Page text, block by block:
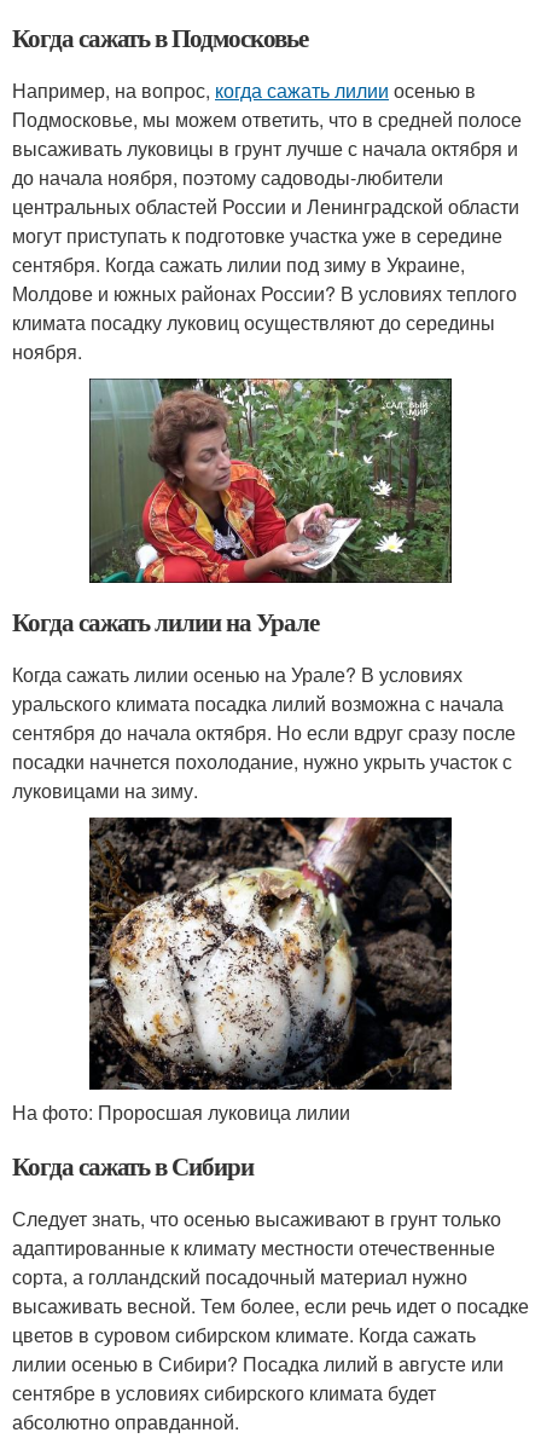
Когда сажать в Подмосковье
Например, на вопрос, когда сажать лилии осенью в
Подмосковье, мы можем ответить, что в средней полосе
высаживать луковицы в грунт лучше с начала октября и
до начала ноября, поэтому садоводы-любители
центральных областей России и Ленинградской области
могут приступать к подготовке участка уже в середине
сентября. Когда сажать лилии под зиму в Украине,
Молдове и южных районах России? В условиях теплого
климата посадку луковиц осуществляют до середины
ноября.
Когда сажать лилии на Урале
Когда сажать лилии осенью на Урале? В условиях
уральского климата посадка лилий возможна с начала
сентября до начала октября. Но если вдруг сразу после
посадки начнется похолодание, нужно укрыть участок с
луковицами на зиму.
На фото: Проросшая луковица лилии
Когда сажать в Сибири
Следует знать, что осенью высаживают в грунт только
адаптированные к климату местности отечественные
сорта, а голландский посадочный материал нужно
высаживать весной. Тем более, если речь идет о посадке
цветов в суровом сибирском климате. Когда сажать
лилии осенью в Сибири? Посадка лилий в августе или
сентябре в условиях сибирского климата будет
абсолютно оправданной.